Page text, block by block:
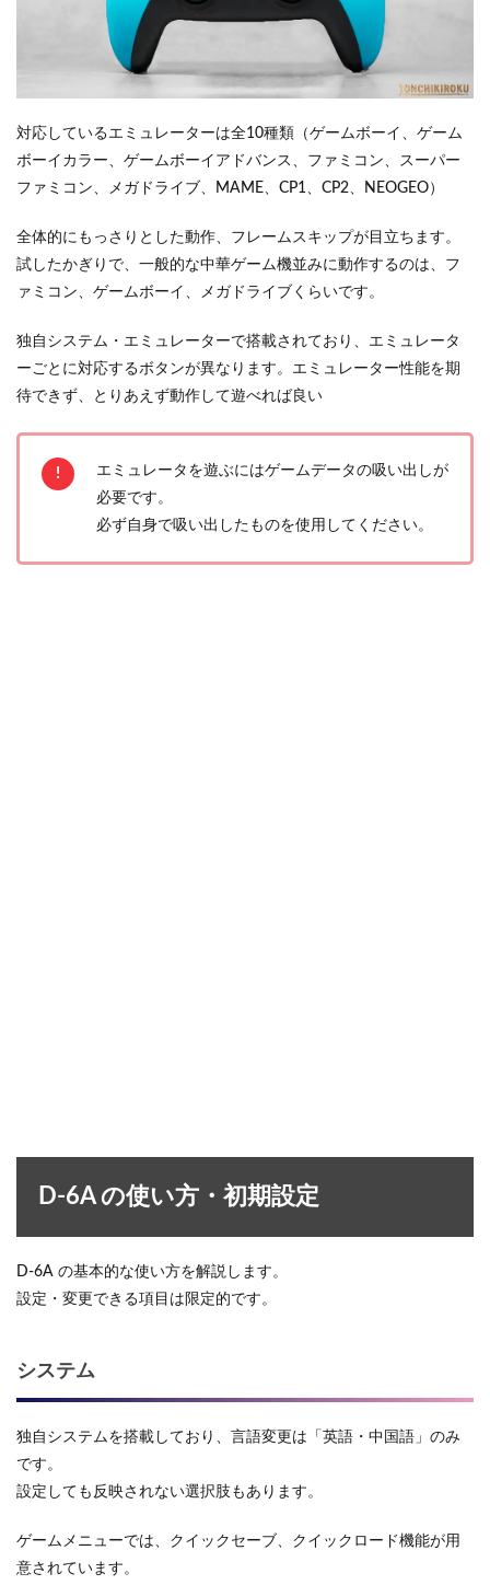
対応しているエミュレーターは全10種類（ゲームボーイ、ゲーム
ボーイカラー、ゲームボーイアドバンス、ファミコン、スーパー
ファミコン、メガドライブ、MAME、CP1、CP2、NEOGEO）
全体的にもっさりとした動作、フレームスキップが目立ちます。
試したかぎりで、一般的な中華ゲーム機並みに動作するのは、フ
ァミコン、ゲームボーイ、メガドライブくらいです。
独自システム・エミュレーターで搭載されており、エミュレータ
ーごとに対応するボタンが異なります。エミュレーター性能を期
待できず、とりあえず動作して遊べれば良い
エミュレータを遊ぶにはゲームデータの吸い出しが
必要です。
必ず自身で吸い出したものを使用してください。
D-6A の使い方・初期設定
D-6A の基本的な使い方を解説します。
設定・変更できる項目は限定的です。
システム
独自システムを搭載しており、言語変更は「英語・中国語」のみ
です。
設定しても反映されない選択肢もあります。
ゲームメニューでは、クイックセーブ、クイックロード機能が用
意されています。